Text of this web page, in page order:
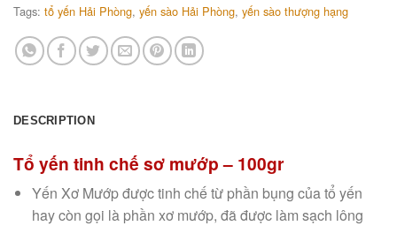
Tags: tổ yến Hải Phòng, yến sào Hải Phòng, yến sào thượng hạng
DESCRIPTION
Tổ yến tinh chế sơ mướp – 100gr
Yến Xơ Mướp được tinh chế từ phần bụng của tổ yến
hay còn gọi là phần xơ mướp, đã được làm sạch lông